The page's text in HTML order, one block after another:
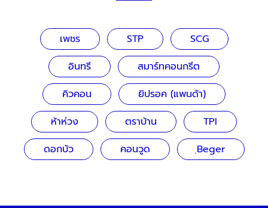
เพชร STP
SCG
อินทรี
สมาร์ทคอนกรีต
คิวคอน
ยิปรอค (แพนด้า)
ห้าห่วง
ตราบ้าน
TPI
ดอกบัว
คอนวูด ฺBeger